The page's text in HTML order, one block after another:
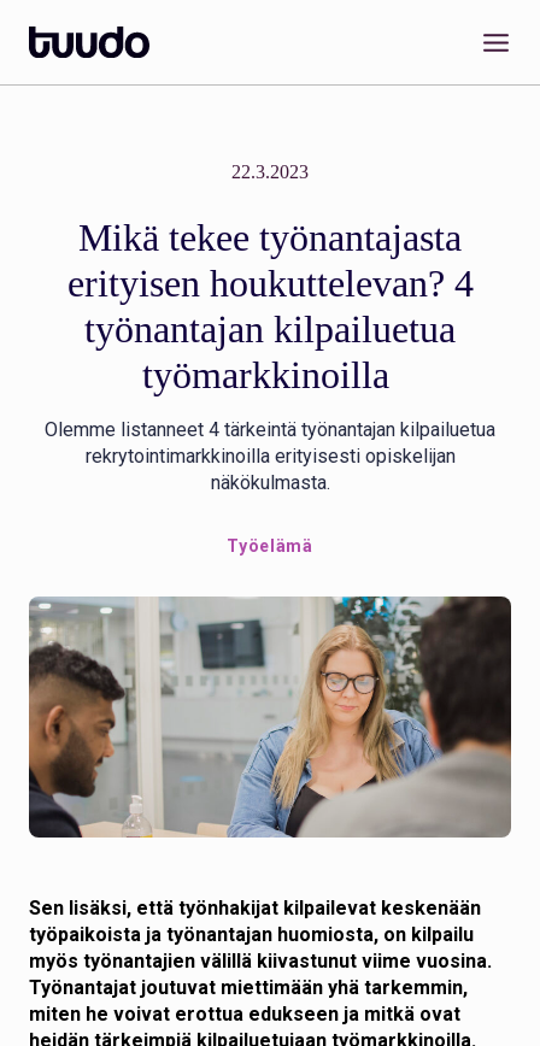
sisältöön
22.3.2023
Mikä tekee työnantajasta
erityisen houkuttelevan? 4
työnantajan kilpailuetua
työmarkkinoilla
Olemme listanneet 4 tärkeintä työnantajan kilpailuetua
rekrytointimarkkinoilla erityisesti opiskelijan
näkökulmasta.
Työelämä
Sen lisäksi, että työnhakijat kilpailevat keskenään
työpaikoista ja työnantajan huomiosta, on kilpailu
myös työnantajien välillä kiivastunut viime vuosina.
Työnantajat joutuvat miettimään yhä tarkemmin,
miten he voivat erottua edukseen ja mitkä ovat
heidän tärkeimpiä kilpailuetujaan työmarkkinoilla.